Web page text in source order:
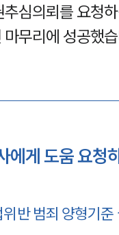
심의뢰를 요청
무리에 성공했
에게 도움 요청
반 범죄 양형기준